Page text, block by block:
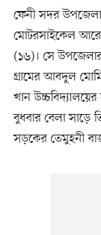
ফেনী সদর
মোটরসাইকেল
(১৬)। সে উপজেলার
গ্রামের আবদুল
খান
বুধবার বেলা সাড়ে
সড়কের তেমুহনী